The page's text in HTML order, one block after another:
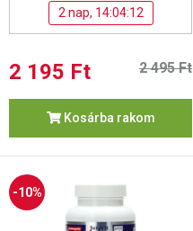
2 nap, 14:04:11
2 195 Ft 2 495 Ft
Kosárba rakom
-10%